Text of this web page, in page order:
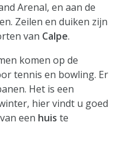
Arenal, en aan de
Zeilen en duiken zijn
van Calpe.
komen op de
tennis en bowling. Er
Het is een
hier vindt u goed
van een huis te